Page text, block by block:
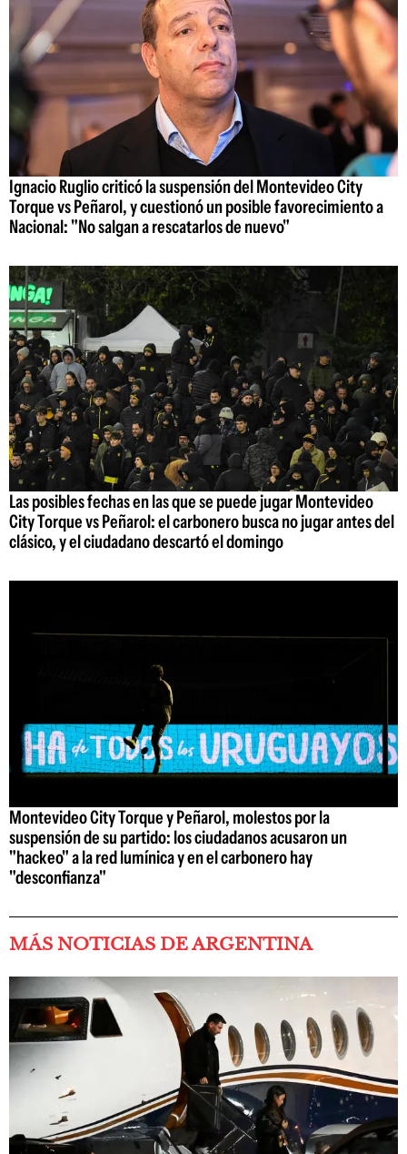
Ignacio Ruglio criticó la suspensión del Montevideo City
Torque vs Peñarol, y cuestionó un posible favorecimiento a
Nacional: "No salgan a rescatarlos de nuevo"
Las posibles fechas en las que se puede jugar Montevideo
City Torque vs Peñarol: el carbonero busca no jugar antes del
clásico, y el ciudadano descartó el domingo
Montevideo City Torque y Peñarol, molestos por la
suspensión de su partido: los ciudadanos acusaron un
"hackeo" a la red lumínica y en el carbonero hay
"desconfianza"
MÁS NOTICIAS DE ARGENTINA